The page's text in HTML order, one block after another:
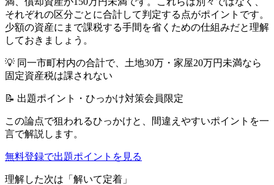
それぞれの区分ごとに合計して判定する点がポイントです。
少額の資産にまで課税する手間を省くための仕組みだと理解
しておきましょう。
💡 同一市町村内の合計で、土地30万・家屋20万円未満なら
固定資産税は課されない
📝 出題ポイント・ひっかけ対策会員限定
この論点で狙われるひっかけと、間違えやすいポイントを一
言で解説します。
無料登録で出題ポイントを見る
理解した次は「解いて定着」